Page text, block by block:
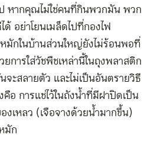
ป หากคุณไม่ใช่คนที่กินพวกมัน พวก
อย่าโยนเมล็ดไปที่กองไฟ
มักในบ้านส่วนใหญ่ยังไม่ร้อนพอที่
การใส่วัชพืชเหล่านี้ในถุงพลาสติก
ะสลายตัว และไม่เป็นอันตรายวิธี
การแช่ไว้ในถังน้ำที่มีฝาปิดเป็น
งเหลว (เจือจางด้วยน้ำมากขึ้น)
มัก